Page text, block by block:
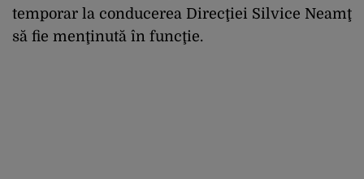
temporar la conducerea Direcţiei Silvice Neamţ
să fie menţinută în funcţie.